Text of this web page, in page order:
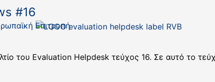
#16
Επιτροπή
του Evaluation Helpdesk τεύχος 16. Σε αυτό το